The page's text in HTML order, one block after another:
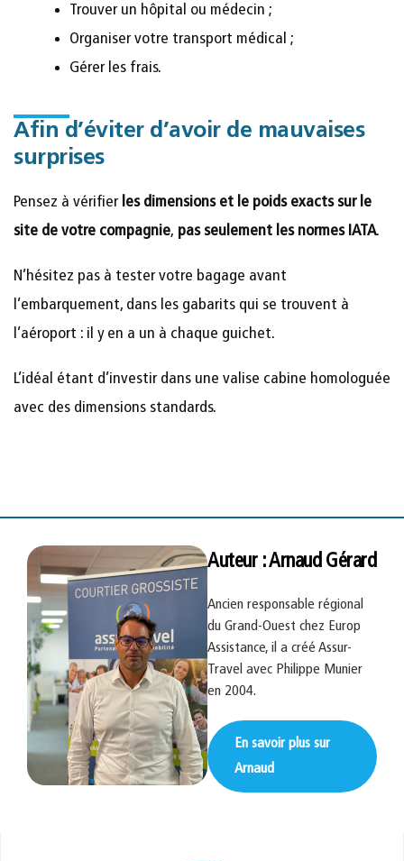
Trouver un hôpital ou médecin ;
Organiser votre transport médical ;
Gérer les frais.
Afin d’éviter d’avoir de mauvaises
surprises
Pensez à vérifier les dimensions et le poids exacts sur le
site de votre compagnie, pas seulement les normes IATA.
N’hésitez pas à tester votre bagage avant
l’embarquement, dans les gabarits qui se trouvent à
l’aéroport : il y en a un à chaque guichet.
L’idéal étant d’investir dans une valise cabine homologuée
avec des dimensions standards.
Auteur : Arnaud Gérard
Ancien responsable régional
du Grand-Ouest chez Europ
Assistance, il a créé Assur-
Travel avec Philippe Munier
en 2004.
En savoir plus sur
Arnaud